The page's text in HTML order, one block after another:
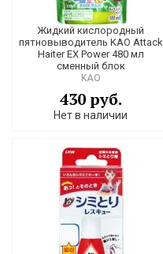
Жидкий кислородный
пятновыводитель KAO Attack
Haiter EX Power 480 мл
сменный блок
KAO
430 руб.
Нет в наличии